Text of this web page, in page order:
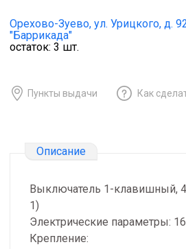
Орехово-Зуево, ул. Урицкого, д.
"Баррикада"
остаток: 3 шт.
Пункты выдачи Как
Описание
Выключатель 1-клавишный,
1)
Электрические параметры:
Крепление: